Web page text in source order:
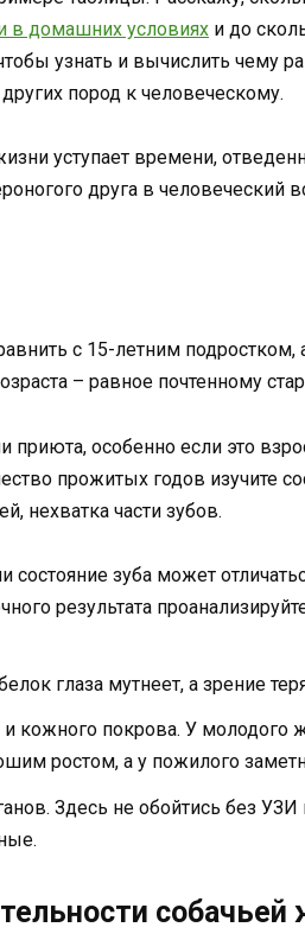
в домашних условиях и до
узнать и вычислить чему
пород к человеческому.
уступает времени,
друга в
с 15-летним подростком,
– равное почтенному
приюта, особенно если это
прожитых годов изучите
нехватка части зубов.
состояние зуба может
результата
глаза мутнеет, а зрение
кожного покрова. У молодого
ростом, а у пожилого
Здесь не обойтись без
собачьей